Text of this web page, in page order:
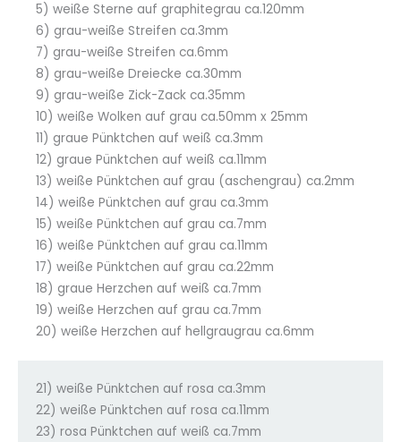
5) weiße Sterne auf graphitegrau ca.120mm
6) grau-weiße Streifen ca.3mm
7) grau-weiße Streifen ca.6mm
8) grau-weiße Dreiecke ca.30mm
9) grau-weiße Zick-Zack ca.35mm
10) weiße Wolken auf grau ca.50mm x 25mm
11) graue Pünktchen auf weiß ca.3mm
12) graue Pünktchen auf weiß ca.11mm
13) weiße Pünktchen auf grau (aschengrau) ca.2mm
14) weiße Pünktchen auf grau ca.3mm
15) weiße Pünktchen auf grau ca.7mm
16) weiße Pünktchen auf grau ca.11mm
17) weiße Pünktchen auf grau ca.22mm
18) graue Herzchen auf weiß ca.7mm
19) weiße Herzchen auf grau ca.7mm
20) weiße Herzchen auf hellgraugrau ca.6mm
21) weiße Pünktchen auf rosa ca.3mm
22) weiße Pünktchen auf rosa ca.11mm
23) rosa Pünktchen auf weiß ca.7mm